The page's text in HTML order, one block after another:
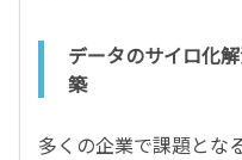
データのサイロ化
築
多くの企業で課題とな